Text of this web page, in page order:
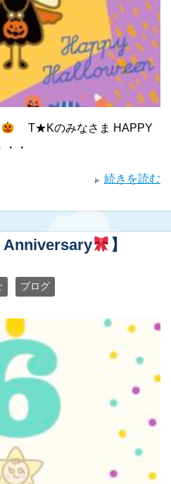
T★Kのみなさま HAPPY
・・
続きを読む
Anniversary 】
ブログ